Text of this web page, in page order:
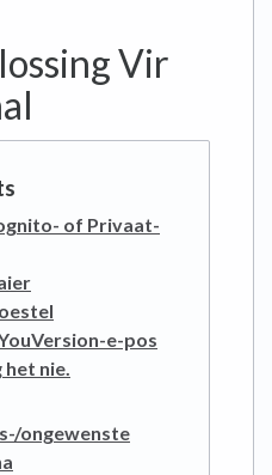
Vir
of Privaat-
e-pos
nie.
ongewenste